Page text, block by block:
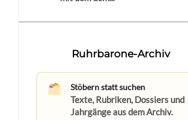
Ruhrbarone-Archiv
Stöbern statt suchen
Texte, Rubriken, Dossiers und
Jahrgänge aus dem Archiv.